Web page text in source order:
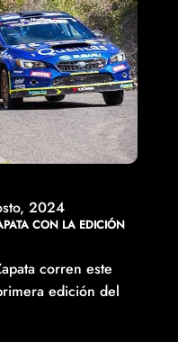
2024
CON LA EDICIÓN
corren este
edición del